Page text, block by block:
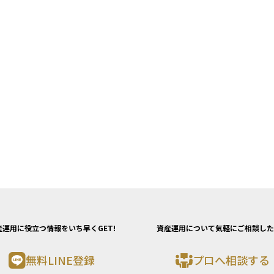
運用に役立つ情報をいち早くGET!
無料LINE登録
資産運用について気軽にご相談し
プロへ相談する